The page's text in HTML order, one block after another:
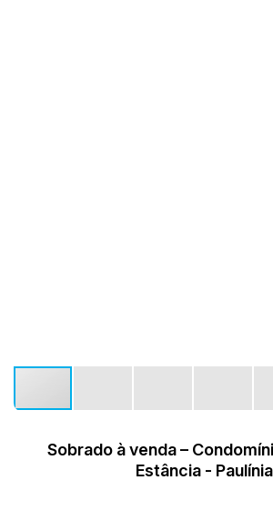
Sobrado à venda –
Estância - Paulínia